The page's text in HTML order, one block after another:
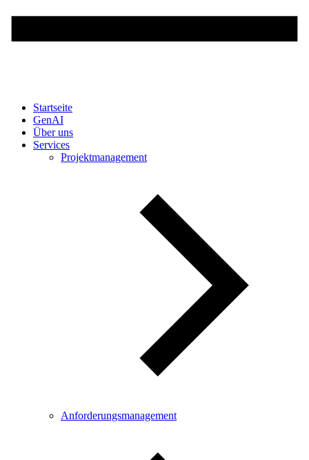
Startseite
GenAI
Über uns
Services
Projektmanagement
Anforderungsmanagement